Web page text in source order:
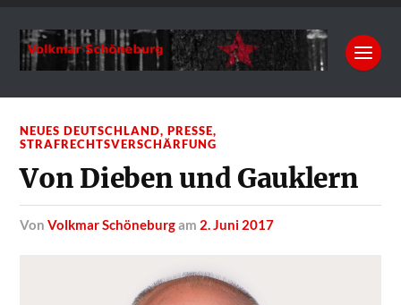
NEUES DEUTSCHLAND,PRESSE,
STRAFRECHTSVERSCHÄRFUNG
Von Dieben und Gauklern
vonVolkmar Schöneburgam 2. Juni 2017